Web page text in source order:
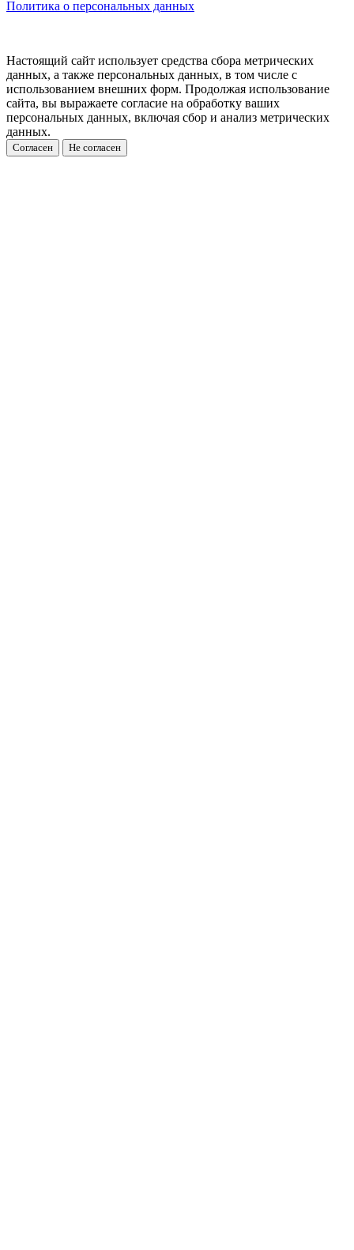
Политика о персональных данных
Настоящий сайт использует средства сбора метрических
данных, а также персональных данных, в том числе с
использованием внешних форм. Продолжая использование
сайта, вы выражаете согласие на обработку ваших
персональных данных, включая сбор и анализ метрических
данных.
Согласен Не согласен